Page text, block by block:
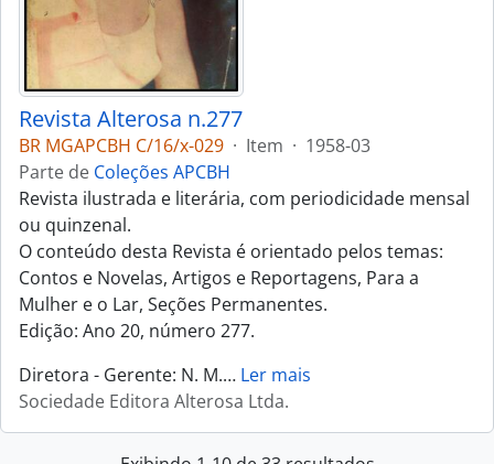
Revista Alterosa n.277
BR MGAPCBH C/16/x-029 · Item · 1958-03
Parte de Coleções APCBH
Revista ilustrada e literária, com periodicidade mensal
ou quinzenal.
O conteúdo desta Revista é orientado pelos temas:
Contos e Novelas, Artigos e Reportagens, Para a
Mulher e o Lar, Seções Permanentes.
Edição: Ano 20, número 277.
Diretora - Gerente: N. M.… Ler mais
Sociedade Editora Alterosa Ltda.